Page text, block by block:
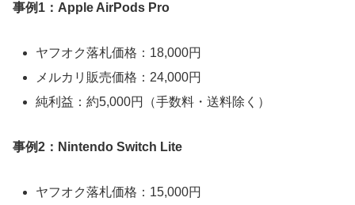
事例1：Apple AirPods Pro
ヤフオク落札価格：18,000円
メルカリ販売価格：24,000円
純利益：約5,000円（手数料・送料除く）
事例2：Nintendo Switch Lite
ヤフオク落札価格：15,000円